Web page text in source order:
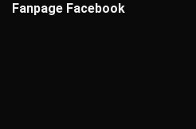
Fanpage Facebook